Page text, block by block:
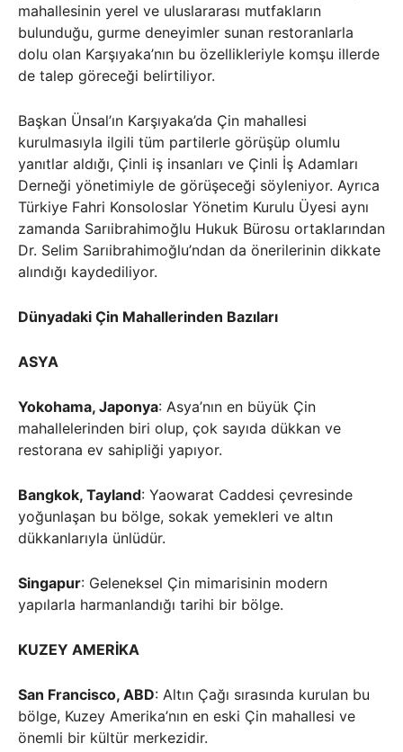
mahallesinin yerel ve uluslararası mutfakların
bulunduğu, gurme deneyimler sunan restoranlarla
dolu olan Karşıyaka’nın bu özellikleriyle komşu illerde
de talep göreceği belirtiliyor.
Başkan Ünsal’ın Karşıyaka’da Çin mahallesi
kurulmasıyla ilgili tüm partilerle görüşüp olumlu
yanıtlar aldığı, Çinli iş insanları ve Çinli İş Adamları
Derneği yönetimiyle de görüşeceği söyleniyor. Ayrıca
Türkiye Fahri Konsoloslar Yönetim Kurulu Üyesi aynı
zamanda Sarıibrahimoğlu Hukuk Bürosu ortaklarından
Dr. Selim Sarıibrahimoğlu’ndan da önerilerinin dikkate
alındığı kaydediliyor.
Dünyadaki Çin Mahallerinden Bazıları
ASYA
Yokohama, Japonya: Asya’nın en büyük Çin
mahallelerinden biri olup, çok sayıda dükkan ve
restorana ev sahipliği yapıyor.
Bangkok, Tayland: Yaowarat Caddesi çevresinde
yoğunlaşan bu bölge, sokak yemekleri ve altın
dükkanlarıyla ünlüdür.
Singapur: Geleneksel Çin mimarisinin modern
yapılarla harmanlandığı tarihi bir bölge.
KUZEY AMERİKA
San Francisco, ABD: Altın Çağı sırasında kurulan bu
bölge, Kuzey Amerika’nın en eski Çin mahallesi ve
önemli bir kültür merkezidir.